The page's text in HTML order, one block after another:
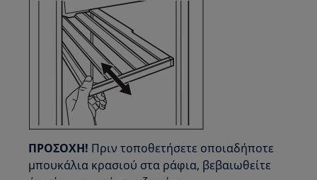
ΠΡΟΣΟΧΗ! Πριν τοποθετήσετε οποιαδήποτε
μπουκάλια κρασιού στα ράφια, βεβαιωθείτε